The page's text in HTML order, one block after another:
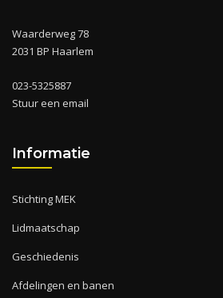
Waarderweg 78
2031 BP Haarlem
023-5325887
Stuur een email
Informatie
Stichting MEK
Lidmaatschap
Geschiedenis
Afdelingen en banen